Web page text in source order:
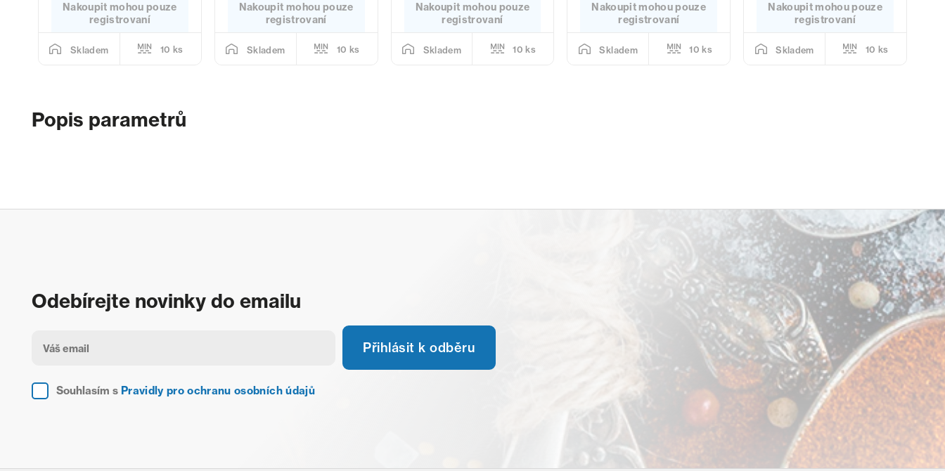
Nakoupit mohou pouze
registrovaní
Skladem 10 ks
Nakoupit mohou pouze
registrovaní
Skladem 10 ks
Nakoupit mohou pouze
registrovaní
Skladem 10 ks
Nakoupit mohou pouze
registrovaní
Skladem 10 ks
Nakoupit mohou pouze
registrovaní
Skladem 10 ks
Popis parametrů
Odebírejte novinky do emailu
Souhlasím s Pravidly pro ochranu osobních údajů
Přihlásit k odběru